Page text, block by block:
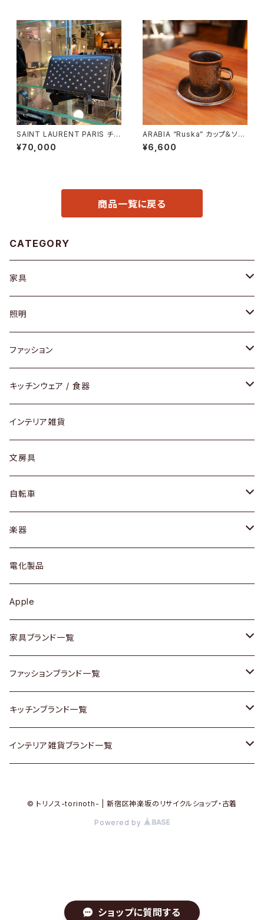
ショップに質問する
SAINT LAURENT PARIS チェ
ーンショルダーウォレット
¥70,000
ARABIA “Ruska” カップ＆ソー
サー
¥6,600
商品一覧に戻る
CATEGORY
家具
ソファ / ベンチ
チェア / スツール
ダイニングセット / ダイニングテーブル
ローテーブル / サイドテーブル
デスク / コンソール
ドレッサー
シェルフ
キュリオケース / 飾り棚
カップボード / 食器棚
チェスト
その他家具
Vintageヴィンテージ / Antiqueアンティーク
Designers / デザイナーズ
照明
ペンダントライト
テーブルランプ / デスクスタンド
フロアライト
ファッション
アクセサリー
リング
ピアス / イヤリング
財布
バッグ
アウター
トップス
ワンピース
ボトムス
靴
スカーフ
腕時計
Vintage / ヴィンテージ
キッチンウェア / 食器
グラス / タンブラー
カップ / マグ
プレート / ボウル
カトラリー
ケトル / ティーポット
鍋 / フライパン
Vintage / ヴィンテージ
銀製品
和物 / 作家物
その他キッチン雑貨
インテリア雑貨
文房具
自転車
dahon
楽器
ギター
ベース
その他楽器
電化製品
Apple
家具ブランド一覧
ACME Furniture / アクメ ファニチャー
ACTUS / アクタス
arflex / アルフレックス
ファッションブランド一覧
agnes b / アニエス ベー
BALLY / バリー
キッチンブランド一覧
ARABIA / アラビア
インテリア雑貨ブランド一覧
© トリノス-torinoth- | 新宿区神楽坂のリサイクルショップ・古着
Powered by